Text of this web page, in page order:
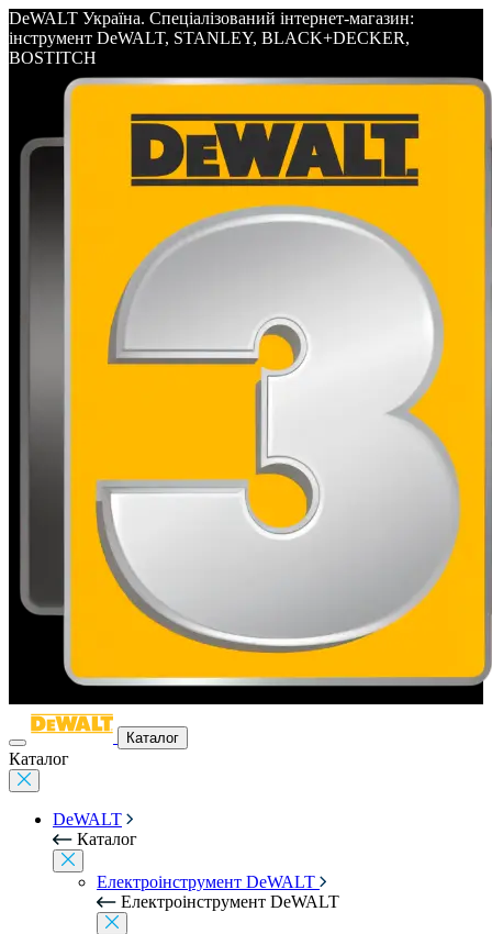
DeWALT Україна. Спеціалізований інтернет-магазин:
інструмент DeWALT, STANLEY, BLACK+DECKER,
BOSTITCH
Каталог
Каталог
DeWALT
Каталог
Електроінструмент DeWALT
Електроінструмент DeWALT